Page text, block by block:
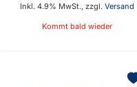
Inkl. 4.9% MwSt., zzgl. Versand
Kommt bald wieder